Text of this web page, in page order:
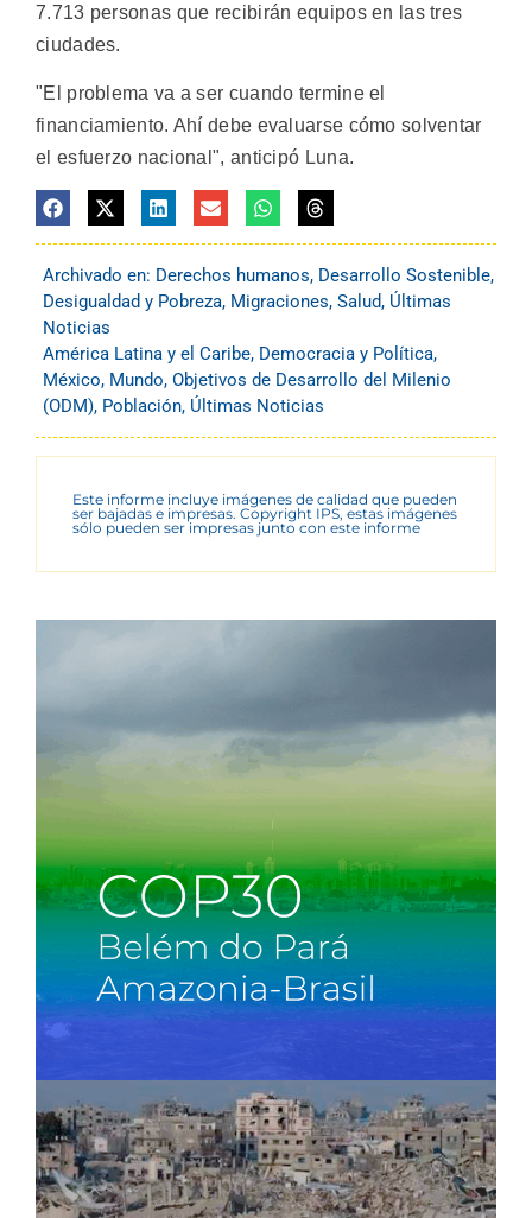
7.713 personas que recibirán equipos en las tres
ciudades.
"El problema va a ser cuando termine el
financiamiento. Ahí debe evaluarse cómo solventar
el esfuerzo nacional", anticipó Luna.
Archivado en: Derechos humanos, Desarrollo Sostenible,
Desigualdad y Pobreza, Migraciones, Salud, Últimas
Noticias
América Latina y el Caribe, Democracia y Política,
México, Mundo, Objetivos de Desarrollo del Milenio
(ODM), Población, Últimas Noticias
Este informe incluye imágenes de calidad que pueden
ser bajadas e impresas. Copyright IPS, estas imágenes
sólo pueden ser impresas junto con este informe